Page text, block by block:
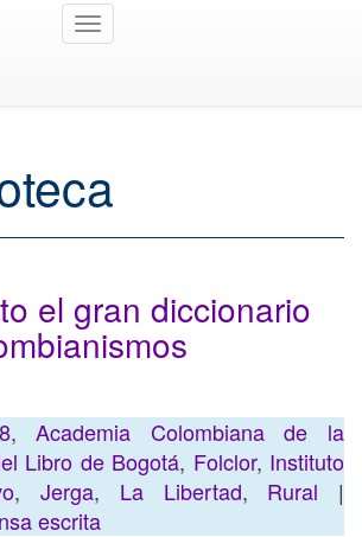
Toggle
el gran diccionario
,Academia Colombiana de la
Libro de Bogotá, Folclor, Instituto
,Jerga, La Libertad, Rural |
escrita